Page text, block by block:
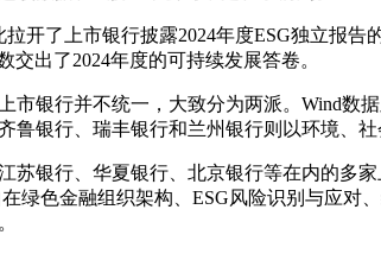
开了上市银行披露2024年度ESG独立报
出了2024年度的可持续发展答卷。
银行并不统一，大致分为两派。Wind数
银行、瑞丰银行和兰州银行则以环境、社
银行、华夏银行、北京银行等在内的多
绿色金融组织架构、ESG风险识别与应